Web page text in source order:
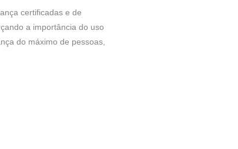
certificadas e de
a importância do uso
do máximo de pessoas,